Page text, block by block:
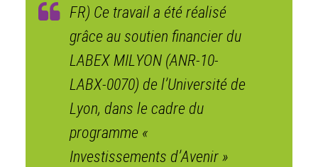
FR) Ce travail a été réalisé
grâce au soutien financier du
LABEX MILYON (ANR-10-
LABX-0070) de l’Université de
Lyon, dans le cadre du
programme «
Investissements d’Avenir »